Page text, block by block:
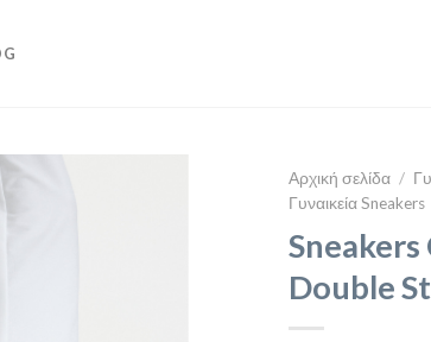
Αρχική σελίδα /
Γυναικεία Sneakers
Double